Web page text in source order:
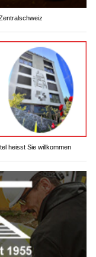
heisst Sie willkommen